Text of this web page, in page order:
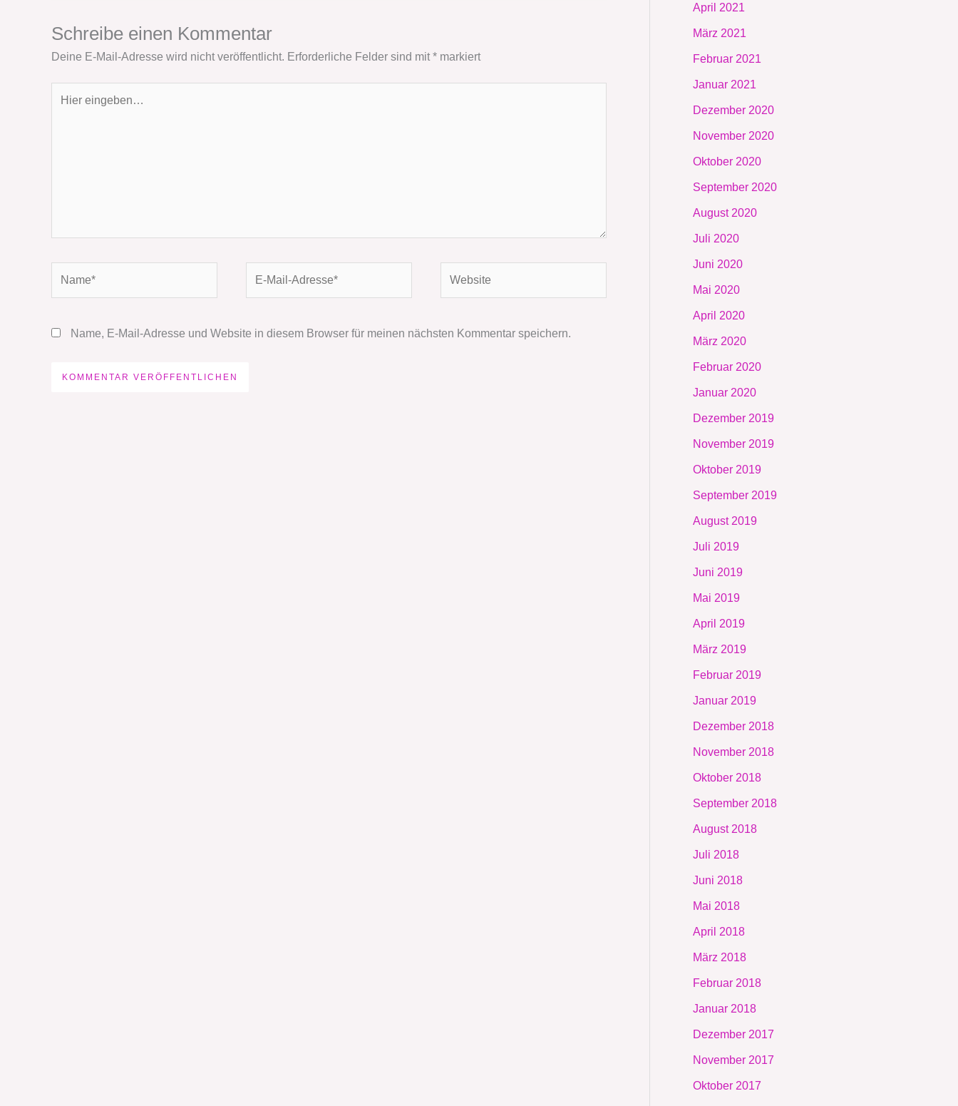
Schreibe einen Kommentar
Deine E-Mail-Adresse wird nicht veröffentlicht. Erforderliche Felder sind mit * markiert
eingeben…
Mail-
Name, E-Mail-Adresse und Website in diesem Browser für meinen nächsten Kommentar speichern.
April 2021
März 2021
Februar 2021
Januar 2021
Dezember 2020
November 2020
Oktober 2020
September 2020
August 2020
Juli 2020
Juni 2020
Mai 2020
April 2020
März 2020
Februar 2020
Januar 2020
Dezember 2019
November 2019
Oktober 2019
September 2019
August 2019
Juli 2019
Juni 2019
Mai 2019
April 2019
März 2019
Februar 2019
Januar 2019
Dezember 2018
November 2018
Oktober 2018
September 2018
August 2018
Juli 2018
Juni 2018
Mai 2018
April 2018
März 2018
Februar 2018
Januar 2018
Dezember 2017
November 2017
Oktober 2017